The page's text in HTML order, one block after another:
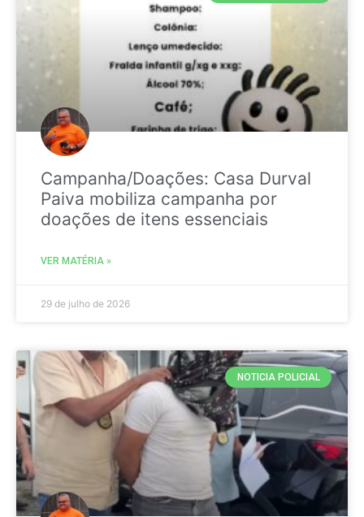
Campanha/Doações: Casa Durval
Paiva mobiliza campanha por
doações de itens essenciais
VER MATÉRIA »
29 de julho de 2026
NOTICIA POLICIAL